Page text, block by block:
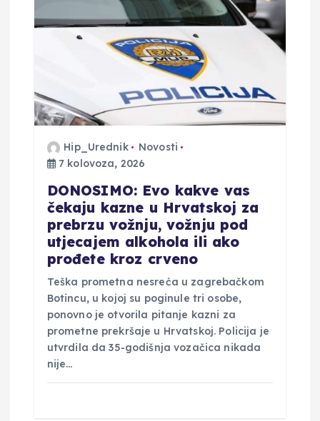
Hip_Urednik
Novosti
7 kolovoza, 2026
DONOSIMO: Evo kakve vas
čekaju kazne u Hrvatskoj za
prebrzu vožnju, vožnju pod
utjecajem alkohola ili ako
prođete kroz crveno
Teška prometna nesreća u zagrebačkom
Botincu, u kojoj su poginule tri osobe,
ponovno je otvorila pitanje kazni za
prometne prekršaje u Hrvatskoj. Policija je
utvrdila da 35-godišnja vozačica nikada
nije…